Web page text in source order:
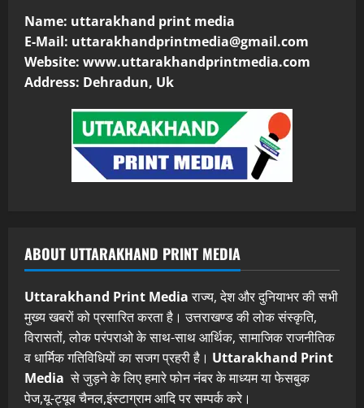
Name: uttarakhand print media
E-Mail: uttarakhandprintmedia@gmail.com
Website: www.uttarakhandprintmedia.com
Address: Dehradun, Uk
ABOUT UTTARAKHAND PRINT MEDIA
Uttarakhand Print Mediaराज्य, देश और दुनियाभर की सभी
मुख्य खबरों को प्रसारित करता है। उत्तराखण्ड की लोक संस्कृति,
विरासतों, लोक परंपराओ के साथ-साथ आर्थिक, सामाजिक राजनीतिक
व धार्मिक गतिविधियों का सजग प्रहरी है। Uttarakhand Print
Media से जुड़ने के लिए हमारे फोन नंबर के माध्यम या फेसबुक
पेज,यू-ट्यूब चैनल,इंस्टाग्राम आदि पर सम्पर्क करे।